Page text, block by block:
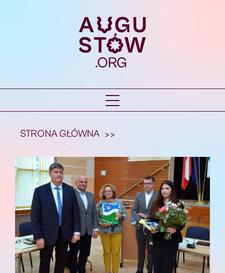
STRONA GŁÓWNA >>